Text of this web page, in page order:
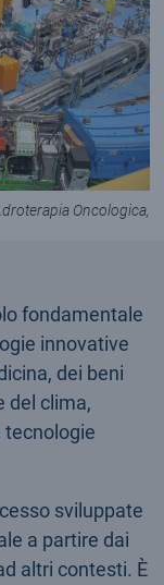
Oncologica,
fondamentale
innovative
dei beni
del clima,
tecnologie
sviluppate
a partire dai
altri contesti. È